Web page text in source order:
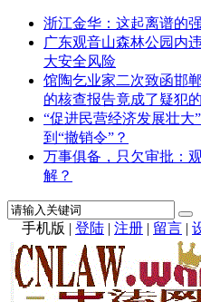
浙江金华：这起离谱的
广东观音山森林公园内
大安全风险
馆陶乞业家二次致函邯
的核查报告竟成了疑犯
“促进民营经济发展壮大
到“撤销令”？
万事俱备，只欠审批：
解？
手机版 | 登陆 | 注册 | 留言 |